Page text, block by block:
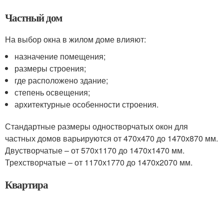
Частный дом
На выбор окна в жилом доме влияют:
назначение помещения;
размеры строения;
где расположено здание;
степень освещения;
архитектурные особенности строения.
Стандартные размеры одностворчатых окон для
частных домов варьируются от 470х470 до 1470х870 мм.
Двустворчатые – от 570х1170 до 1470х1470 мм.
Трехстворчатые – от 1170х1770 до 1470х2070 мм.
Квартира